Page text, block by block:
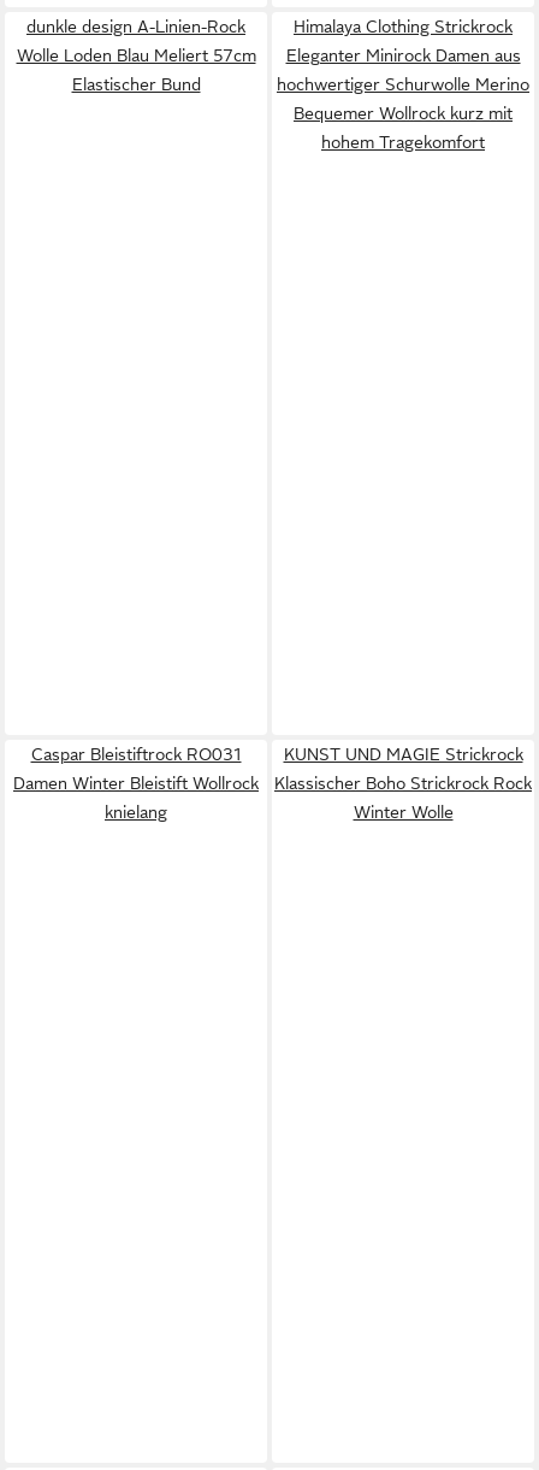
dunkle design A-Linien-Rock
Wolle Loden Blau Meliert 57cm
Elastischer Bund
Himalaya Clothing Strickrock
Eleganter Minirock Damen aus
hochwertiger Schurwolle Merino
Bequemer Wollrock kurz mit
hohem Tragekomfort
Caspar Bleistiftrock RO031
Damen Winter Bleistift Wollrock
knielang
KUNST UND MAGIE Strickrock
Klassischer Boho Strickrock Rock
Winter Wolle